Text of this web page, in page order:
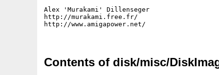
Alex 'Murakami' Dillenseger
http://murakami.free.fr/
http://www.amigapower.net/
Contents of disk/misc/